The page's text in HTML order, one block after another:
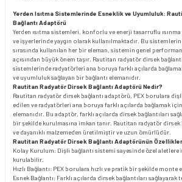
Yerden Isıtma Sistemlerinde Esneklik ve Uyumluluk:
Bağlantı Adaptörü
Yerden ısıtma sistemleri, konforlu ve enerji tasarruflu
ve işyerlerinde yaygın olarak kullanılmaktadır. Bu
sırasında kullanılan her bir eleman, sistemin genel
açısından büyük önem taşır. Rautitan radyatör dirsek
sistemlerinde radyatörleri ana boruya farklı açılarda
ve uyumluluk sağlayan bir bağlantı elemanıdır.
Rautitan Radyatör Dirsek Bağlantı Adaptörü Nedir?
Rautitan radyatör dirsek bağlantı adaptörü, PEX borulara
edilen ve radyatörleri ana boruya farklı açılarda bağlamak
elemanıdır. Bu adaptör, farklı açılarda dirsek bağlantıları
bir şekilde kurulmasına imkan tanır. Rautitan radyatör dirsek
ve dayanıklı malzemeden üretilmiştir ve uzun ömürlüdür.
Rautitan Radyatör Dirsek Bağlantı Adaptörünün
Kolay Kurulum: Dişli bağlantı sistemi sayesinde özel
kurulabilir.
Hızlı Bağlantı: PEX borulara hızlı ve pratik bir şekilde monte
Esnek Bağlantı: Farklı açılarda dirsek bağlantıları sağlayarak